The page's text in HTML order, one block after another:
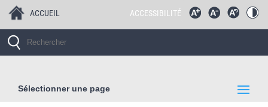
ACCUEIL ACCESSIBILITÉ
Sélectionner une page